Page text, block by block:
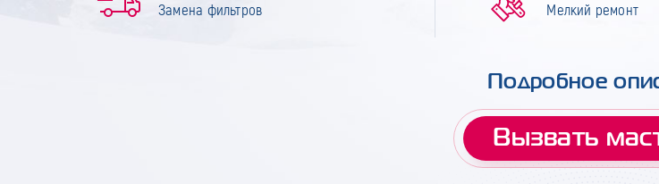
Замена фильтров
Мелкий ремонт
Подробное
Вызвать